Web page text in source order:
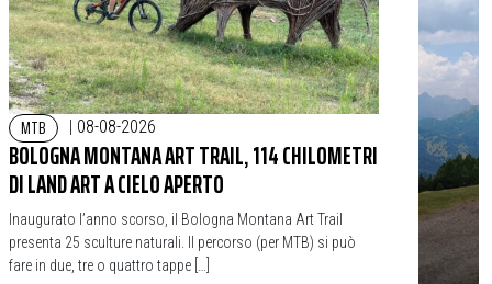
MTB | 08-08-2026
BOLOGNA MONTANA ART TRAIL, 114 CHILOMETRI
DI LAND ART A CIELO APERTO
Inaugurato l’anno scorso, il Bologna Montana Art Trail
presenta 25 sculture naturali. Il percorso (per MTB) si può
fare in due, tre o quattro tappe […]